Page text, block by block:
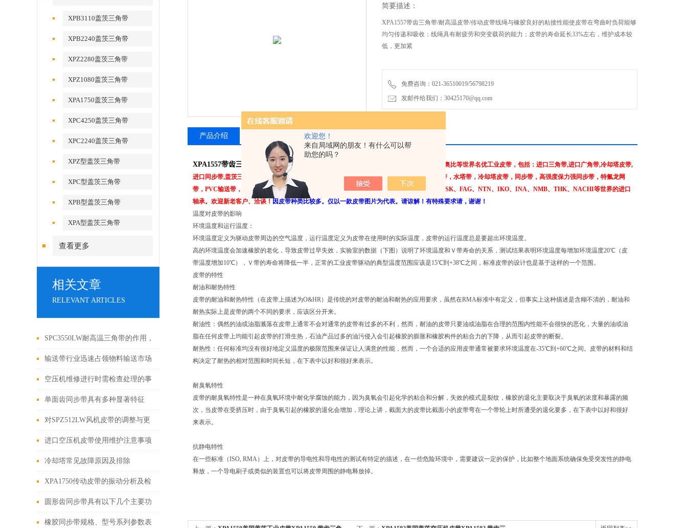
欢迎您！
来自局域网的朋友！有什么可以帮
助您的吗？
XPB3110盖茨三角带
XPB2240盖茨三角带
XPZ2280盖茨三角带
XPZ1080盖茨三角带
XPA1750盖茨三角带
XPC4250盖茨三角带
XPC2240盖茨三角带
XPZ型盖茨三角带
XPC型盖茨三角带
XPB型盖茨三角带
XPA型盖茨三角带
查看更多
相关文章
RELEVANT ARTICLES
SPC3550LW耐高温三角带的作用，
你了解嘛？
输送带行业迅速占领物料输送市场
空压机维修进行时需检查处理的事
项
单面齿同步带具有多种显著特征
对SPZ512LW风机皮带的调整与更
换有话说
进口空压机皮带使用维护注意事项
冷却塔常见故障原因及排除
XPA1750传动皮带的振动分析及检
查重点
圆形齿同步带具有以下几个主要功
能
橡胶同步带规格、型号系列参数表
简要描述：
XPA1557带齿三角带/耐高温皮带/传动皮带线绳与橡胶良好的粘接性能使皮带在弯曲时负荷能够
均匀传递和吸收；线绳具有耐疲劳和突变载荷的能力；皮带的寿命延长33%左右，维护成本较
低，更加紧
免费咨询：021-36510019/56798219
发邮件给我们：30425170@qq.com
产品介绍 留言询价
XPA1557带齿三角带/耐高温皮带/传动皮带,
公司专业经营：美国盖茨、日本三星、德国奥比等世界名优工业皮带，包括：进口三角带,进口广角带,冷却塔皮带,
进口同步带,盖茨三角带,工业皮带，三角带，带齿三角带，空压机齿型带，广角带，联组广角带，水塔带，冷却塔皮带，同步带，高强度保力强同步带，特氟龙网
带，PVC输送带，橡胶输送带等进口产品亚太地区总代理。NOK、SOG、TTO油封。SKF、NSK、FAG、NTN、IKO、INA、NMB、THK、NACHI等世界的进口
轴承。欢迎新老客户、洽谈！ 因皮带种类比较多。仅以一款皮带图片为代表。请谅解！有特殊要求请，谢谢！
温度对皮带的影响
环境温度和运行温度：
环境温度定义为驱动皮带周边的空气温度，运行温度定义为皮带在使用时的实际温度，皮带的运行温度总是要超出环境温度。
高的环境温度会加速橡胶的老化，导致皮带过早失效，实验室的数据（下图）说明了环境温度和Ｖ带寿命的关系，测试结果表明环境温度每增加环境温度20℃（皮
带温度增加10℃），Ｖ带的寿命将降低一半，正常的工业皮带驱动的典型温度范围应该是15℃到+38℃之间，标准皮带的设计也是基于这样的一个范围。
皮带的特性
耐油和耐热特性
皮带的耐油和耐热特性（在皮带上描述为O&HR）是传统的对皮带的耐油和耐热的应用要求，虽然在RMA标准中有定义，但事实上这种描述是含糊不清的，耐油和
耐热实际上是皮带的两个不同的要求，应该区分开来。
耐油性：偶然的油或油脂溅落在皮带上通常不会对通常的皮带有过多的不利，然而，耐油的皮带只要油或油脂在合理的范围内性能不会很快的恶化，大量的油或油
脂在任何皮带上均能引起皮带的打滑生热，石油产品过多的油污侵入会引起橡胶的膨胀和橡胶构件的粘合力的下降，从而引起皮带的断裂。
耐热性：任何标准均没有很好地定义温度的极限范围来保证让人满意的性能，然而，一个合适的应用皮带通常被要求环境温度在-35℃到+60℃之间。皮带的材料和结
构决定了耐热的相对范围和时间长短，在下表中以好和很好来表示。
耐臭氧特性
皮带的耐臭氧特性是一种在臭氧环境中耐化学腐蚀的能力，因为臭氧会引起化学的粘合和分解，失效的模式是裂纹，橡胶的退化主要取决于臭氧的浓度和暴露的频
次，当皮带在受挤压时，由于臭氧引起的橡胶的退化会增加，理论上讲，截面大的皮带比截面小的皮带弯在一个带轮上时所遭受的退化要多，在下表中以好和很好
来表示。
抗静电特性
在一些标准（ISO, RMA）上，对皮带的导电性和导电性的测试有特定的描述，在一些危险环境中，需要建议一定的保护，比如整个地面系统确保免受突发性的静电
释放，一个导电刷子或类似的装置也可以将皮带周围的静电释放掉。